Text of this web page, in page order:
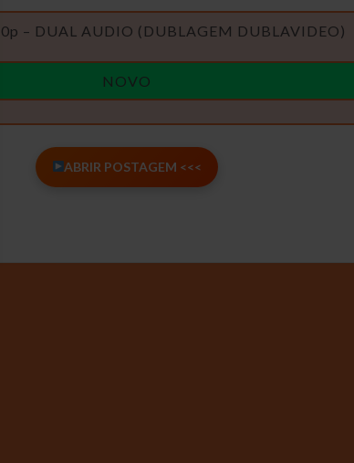
– DUAL AUDIO (DUBLAGEM DUBLAVIDEO)
NOVO
ABRIR POSTAGEM <<<